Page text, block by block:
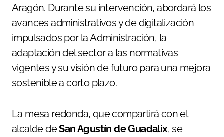
Aragón. Durante su intervención, abordará los
avances administrativos y de digitalización
impulsados por la Administración, la
adaptación del sector a las normativas
vigentes y su visión de futuro para una mejora
sostenible a corto plazo.
La mesa redonda, que compartirá con el
alcalde deSan Agustín de Guadalix, se